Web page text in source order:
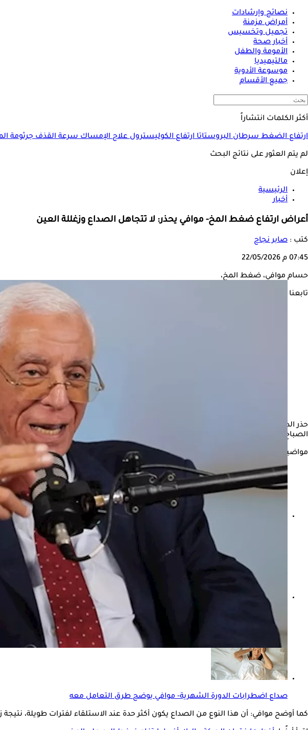
نصائح وإرشادات
أمراض مزمنة
تجميل وتخسيس
أخبار صحة
الأمومة والطفل
مالتيميديا
موسوعة الأدوية
جميع الأقسام
أكثر الكلمات انتشاراً
ارتفاع الضغطسرطان البروستاتاارتفاع الكوليسترولعلاج الإمساكسرعة القذفجرثومة
لم يتم العثور على نتائج البحث
إعلان
الرئيسية
أخبار
أعراض ارتفاع ضغط المخ- موافي يحذر: لا تتجاهل الصداع وزغللة العين
كتب : صابر نجاح
07:45 م 22/05/2026
حسام موافي، ضغط المخ،
تابعنا على
حذر الدكتور حسام موافي، أستاذ طب الحالات الحرجة في طب قصر العيني، من تجاهل أعراض
الصباح الباكر بعد الاستيقاظ من النوم.
مواضيع ذات صلة
ما هو العصب الذي يسبب الدوخة؟- حسام موافي يجيب
تنميل القدمين لمرضى السكري- موافي يوضح أسبابه وطرق التعامل معه
صداع اضطرابات الدورة الشهرية- موافي يوضح طرق التعامل معه
كما أوضح موافي: أن هذا النوع من الصداع يكون أكثر حدة عند الاستلقاء لفترات طويلة،